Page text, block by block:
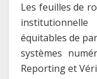
Les feuilles de
équitables de
systèmes
Reporting et